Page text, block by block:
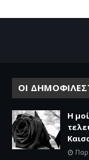
ΟΙ
Η